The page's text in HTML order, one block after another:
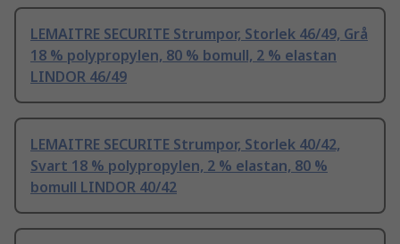
LEMAITRE SECURITE Strumpor, Storlek 46/49, Grå
18 % polypropylen, 80 % bomull, 2 % elastan
LINDOR 46/49
LEMAITRE SECURITE Strumpor, Storlek 40/42,
Svart 18 % polypropylen, 2 % elastan, 80 %
bomull LINDOR 40/42